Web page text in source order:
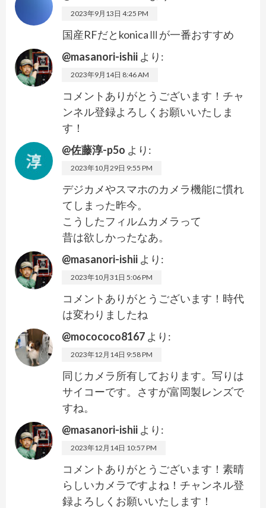
2023年9月13日 4:25 PM
国産RFだとkonicaⅢが一番おすすめ
@masanori-ishii より:
2023年9月14日 8:46 AM
コメントありがとうございます！チャ
ンネル登録よろしくお願いいたしま
す！
@佐藤淳-p5o より:
2023年10月29日 9:55 PM
デジカメやスマホのカメラ機能に慣れ
てしまった昨今。
こうしたフィルムカメラって
昔は欲しかったなあ。
@masanori-ishii より:
2023年10月31日 5:06 PM
コメントありがとうございます！時代
は変わりましたね
@mocococo8167 より:
2023年12月14日 9:58 PM
同じカメラ所有しております。写りは
サイコーです。さすが富岡製レンズで
すね。
@masanori-ishii より:
2023年12月14日 10:57 PM
コメントありがとうございます！素晴
らしいカメラですよね！チャンネル登
録よろしくお願いいたします！